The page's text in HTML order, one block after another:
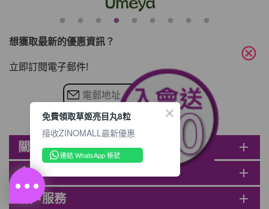
想獲取最新的優惠資訊？
立即訂閱電子郵件!
關於ZINOMALL add
會員 add
客戶服務 add
cancel
免費領取草姬亮目丸8粒
接收ZINOMALL最新優惠
連結 WhatsApp 帳號